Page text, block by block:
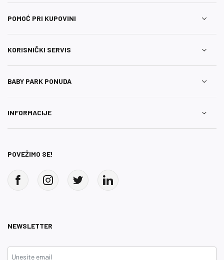
POMOĆ PRI KUPOVINI
KORISNIČKI SERVIS
BABY PARK PONUDA
INFORMACIJE
POVEŽIMO SE!
NEWSLETTER